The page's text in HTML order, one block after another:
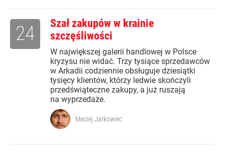
Szał zakupów w krainie
szczęśliwości
W największej galerii handlowej w Polsce
kryzysu nie widać. Trzy tysiące sprzedawców
w Arkadii codziennie obsługuje dziesiątki
tysięcy klientów, którzy ledwie skończyli
przedświąteczne zakupy, a już ruszają
na wyprzedaże.
24
Maciej Jarkowiec